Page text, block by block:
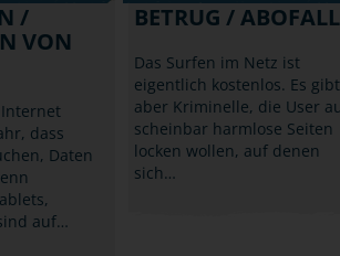
/
VON
dass
Daten
auf…
BETRUG /
Das Surfen im Netz ist
eigentlich kostenlos. Es gibt
aber Kriminelle, die User
scheinbar harmlose Seiten
locken wollen, auf denen
sich…